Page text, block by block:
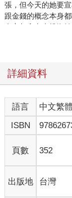
張，但今天的她要
跟金錢的概念本身
身家都拿出來投資
是不能繼續說服他
能站在這裡！」他
七十個國家過來看
不已的加密貨幣背
賽巴斯琛用他一貫
天把我們聚在一起
物主，我們的創辦
艾莉西亞．凱斯的
統中炸開，焰火點
字眼，都經過精心
有那回事，旁人就
詳細資料
語言 中文繁體
ISBN
頁數 352
出版地 台灣